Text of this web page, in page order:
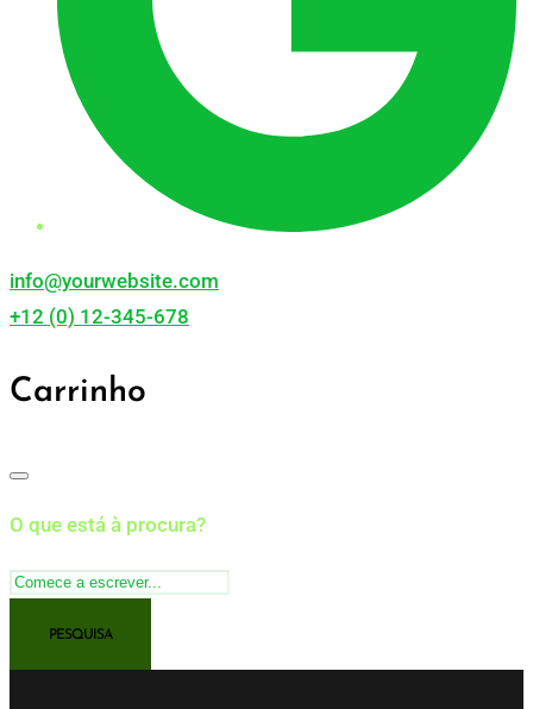
info@yourwebsite.com
+12 (0) 12-345-678
Carrinho
O que está à procura?